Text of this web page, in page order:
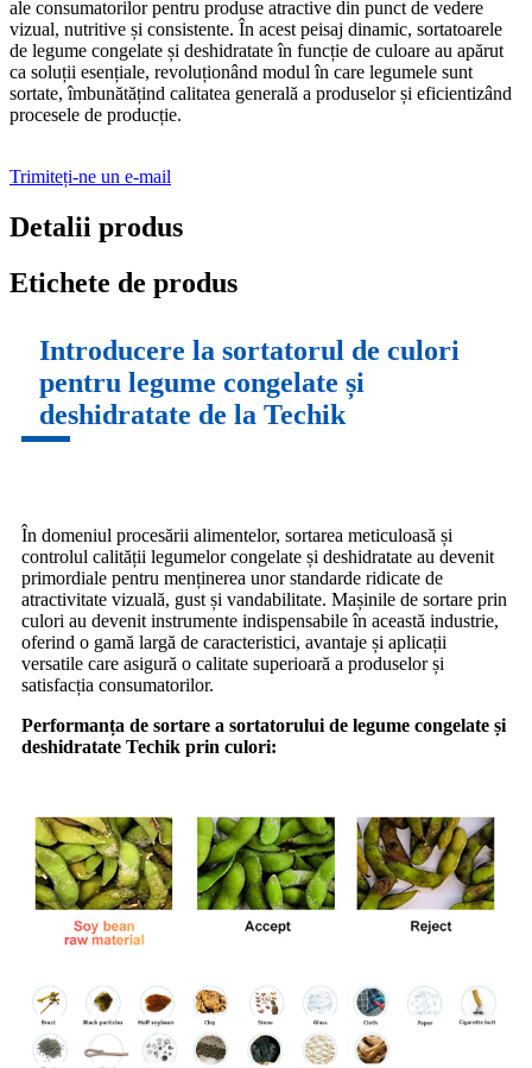
ale consumatorilor pentru produse atractive din punct de vedere
vizual, nutritive și consistente. În acest peisaj dinamic, sortatoarele
de legume congelate și deshidratate în funcție de culoare au apărut
ca soluții esențiale, revoluționând modul în care legumele sunt
sortate, îmbunătățind calitatea generală a produselor și eficientizând
procesele de producție.
Trimiteți-ne un e-mail
Detalii produs
Etichete de produs
Introducere la sortatorul de culori
pentru legume congelate și
deshidratate de la Techik
În domeniul procesării alimentelor, sortarea meticuloasă și
controlul calității legumelor congelate și deshidratate au devenit
primordiale pentru menținerea unor standarde ridicate de
atractivitate vizuală, gust și vandabilitate. Mașinile de sortare prin
culori au devenit instrumente indispensabile în această industrie,
oferind o gamă largă de caracteristici, avantaje și aplicații
versatile care asigură o calitate superioară a produselor și
satisfacția consumatorilor.
Performanța de sortare a sortatorului de legume congelate și
deshidratate Techik prin culori: